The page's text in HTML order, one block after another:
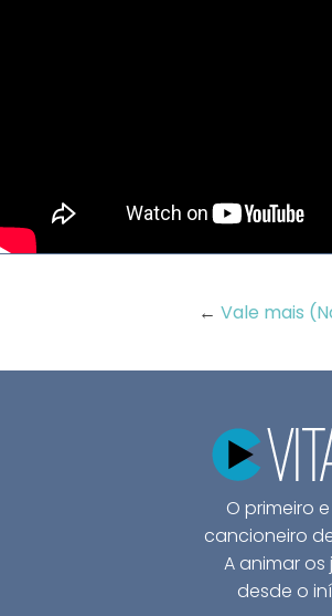
← Vale mais
O primeiro
cancioneiro
A animar os
desde o